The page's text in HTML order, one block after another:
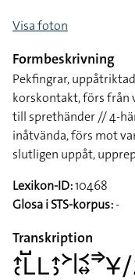
Visa foton
Formbeskrivning
Pekfingrar,
korskontakt, förs från
till sprethänder // 4-
inåtvända, förs mot
slutligen uppåt,
Lexikon-ID:10468
Glosa i STS-korpus:-
Transkription